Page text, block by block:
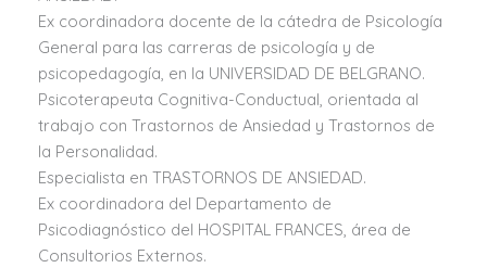
Ex coordinadora docente de la cátedra de Psicología
General para las carreras de psicología y de
psicopedagogía, en la UNIVERSIDAD DE BELGRANO.
Psicoterapeuta Cognitiva-Conductual, orientada al
trabajo con Trastornos de Ansiedad y Trastornos de
la Personalidad.
Especialista en TRASTORNOS DE ANSIEDAD.
Ex coordinadora del Departamento de
Psicodiagnóstico del HOSPITAL FRANCES, área de
Consultorios Externos.